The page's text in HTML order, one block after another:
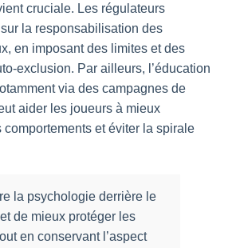
cruciale. Les régulateurs
la responsabilisation des
en imposant des limites et des
exclusion. Par ailleurs, l’éducation
via des campagnes de
aider les joueurs à mieux
comportements et éviter la spirale
la psychologie derrière le
de mieux protéger les
en conservant l’aspect